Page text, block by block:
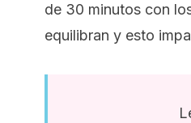
de 30 minutos con
equilibran y esto